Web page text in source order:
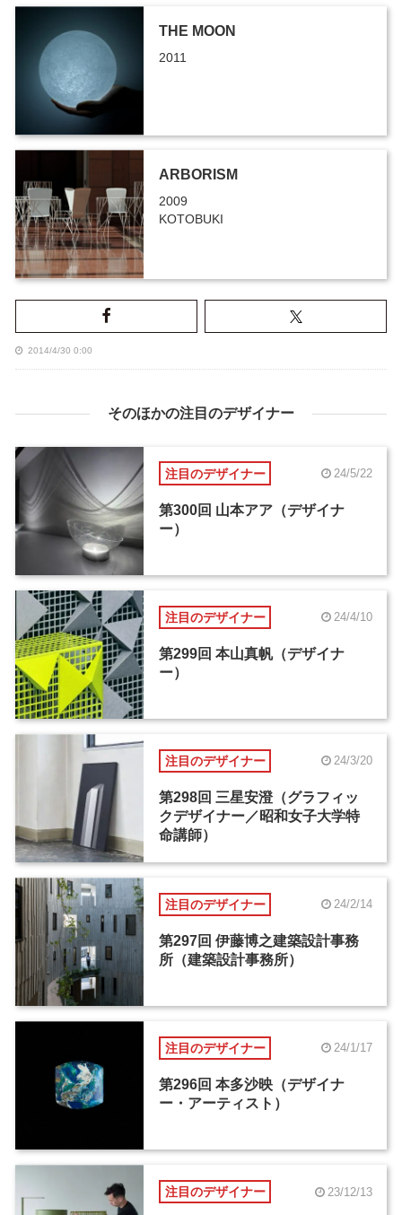
THE MOON
2011
ARBORISM
2009
KOTOBUKI
2014/4/30 0:00
そのほかの注目のデザイナー
注目のデザイナー 24/5/22
第300回 山本アア（デザイナ
ー）
注目のデザイナー 24/4/10
第299回 本山真帆（デザイナ
ー）
注目のデザイナー 24/3/20
第298回 三星安澄（グラフィッ
クデザイナー／昭和女子大学特
命講師）
注目のデザイナー 24/2/14
第297回 伊藤博之建築設計事務
所（建築設計事務所）
注目のデザイナー 24/1/17
第296回 本多沙映（デザイナ
ー・アーティスト）
注目のデザイナー 23/12/13